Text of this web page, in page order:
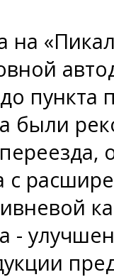
на
пункта
были
с
-